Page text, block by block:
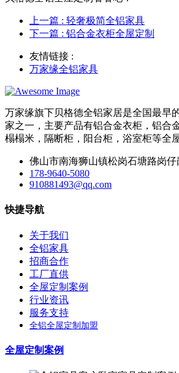
上一篇 : 轻奢极简全铝家具
下一篇 : 铝合金衣柜全屋定制
友情链接 :
万家缘全铝家具
万家缘旗下贝格德全铝家居是全国最早
家之一，主要产品有铝合金衣柜，铝合
榻榻米，隔断柜，阳台柜，浴室柜等全
佛山市南海狮山镇松岗石塘路岗仔
178-9640-5080
910881493@qq.com
快捷导航
关于我们
全铝家具
招商合作
工厂直供
全屋定制案例
行业资讯
服务支持
全铝全屋定制加盟
全屋定制案例